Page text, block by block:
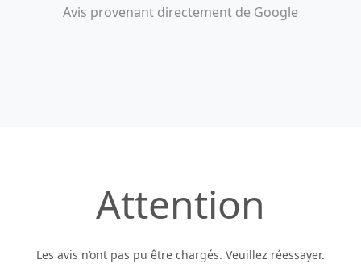
Avis provenant directement de Google
Attention
Les avis n’ont pas pu être chargés. Veuillez réessayer.